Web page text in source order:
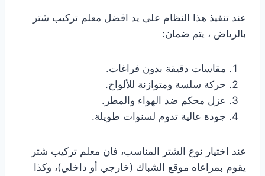
عند تنفيذ هذا النظام على يد افضل معلم تركيب شتر
بالرياض ، يتم ضمان:
مقاسات دقيقة بدون فراغات.
حركة سلسة ومتوازنة للألواح.
عزل محكم ضد الهواء والمطر.
جودة عالية تدوم لسنوات طويلة.
عند اختيار نوع الشتر المناسب، فان معلم تركيب شتر
يقوم بمراعاه موقع الشباك (خارجي أو داخلي)، وكذا